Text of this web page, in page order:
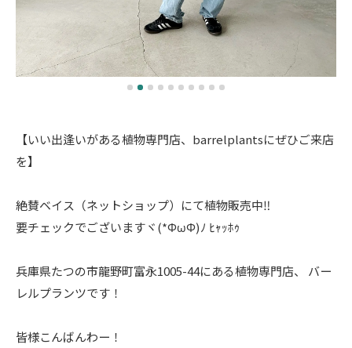
【いい出逢いがある植物専門店、barrelplantsにぜひご来店
を】
絶賛ベイス（ネットショップ）にて植物販売中‼️
要チェックでございますヾ(*ΦωΦ)ﾉ ﾋｬｯﾎｩ
兵庫県たつの市龍野町富永1005-44にある植物専門店、 バー
レルプランツです！
皆様こんばんわー！